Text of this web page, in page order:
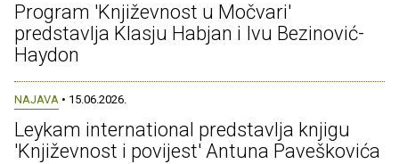
Program 'Književnost u Močvari'
predstavlja Klasju Habjan i Ivu Bezinović-
Haydon
NAJAVA • 15.06.2026.
Leykam international predstavlja knjigu
'Književnost i povijest' Antuna Paveškovića